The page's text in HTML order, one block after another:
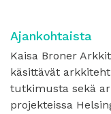
Ajankohtaista
Kaisa Broner
käsittävät
tutkimusta sekä
projekteissa